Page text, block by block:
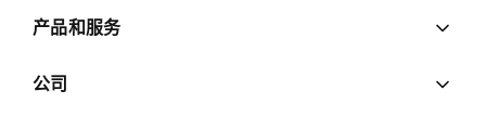
产品和服务
公司